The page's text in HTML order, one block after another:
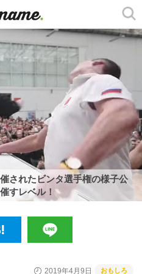
されたビンタ選手権の様子公
すレベル！
2019年4月9日 おもしろ